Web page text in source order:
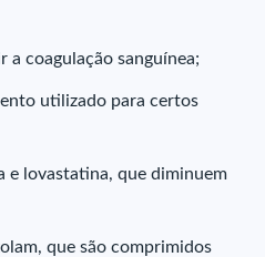
a coagulação sanguínea;
utilizado para certos
e lovastatina, que diminuem
que são comprimidos